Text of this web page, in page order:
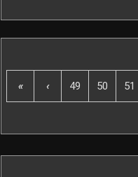
« ‹ 49 50 51